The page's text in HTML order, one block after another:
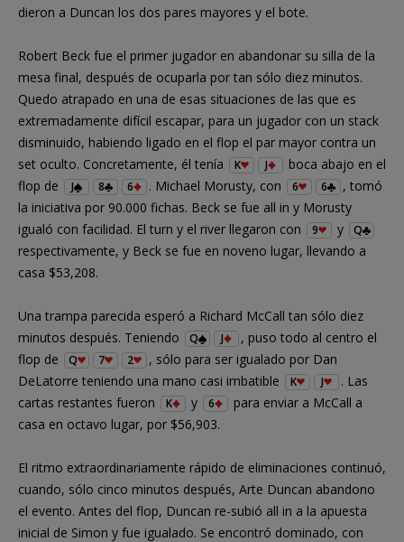
dieron a Duncan los dos pares mayores y el bote.
Robert Beck fue el primer jugador en abandonar su silla de la
mesa final, después de ocuparla por tan sólo diez minutos.
Quedo atrapado en una de esas situaciones de las que es
extremadamente difícil escapar, para un jugador con un stack
disminuido, habiendo ligado en el flop el par mayor contra un
set oculto. Concretamente, él tenía
K J
boca abajo en el
flop de
J 8 6 . Michael Morusty, con 6 6
, tomó
la iniciativa por 90.000 fichas. Beck se fue all in y Morusty
igualó con facilidad. El turn y el river llegaron con
9 y Q
respectivamente, y Beck se fue en noveno lugar, llevando a
casa $53,208.
Una trampa parecida esperó a Richard McCall tan sólo diez
minutos después. Teniendo
Q J
, puso todo al centro el
flop de
Q 7 2
, sólo para ser igualado por Dan
DeLatorre teniendo una mano casi imbatible
K J
. Las
cartas restantes fueron
K y 6
para enviar a McCall a
casa en octavo lugar, por $56,903.
El ritmo extraordinariamente rápido de eliminaciones continuó,
cuando, sólo cinco minutos después, Arte Duncan abandono
el evento. Antes del flop, Duncan re-subió all in a la apuesta
inicial de Simon y fue igualado. Se encontró dominado, con